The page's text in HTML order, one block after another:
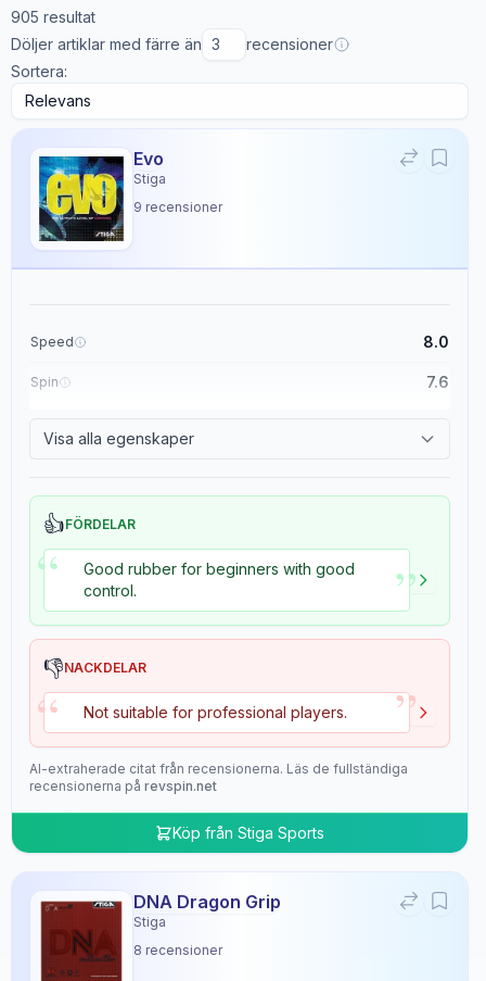
905 resultat
Döljer artiklar med färre än
recensioner
Sortera:
Evo
Stiga
9 recensioner
Speed 8.0
Spin 7.6
Visa alla egenskaper
👍FÖRDELAR
“
Good rubber for beginners with good
control.
”
👎NACKDELAR
“ Not suitable for professional players. ”
AI-extraherade citat från recensionerna. Läs de fullständiga
recensionerna på revspin.net
Köp från Stiga Sports
DNA Dragon Grip
Stiga
8 recensioner